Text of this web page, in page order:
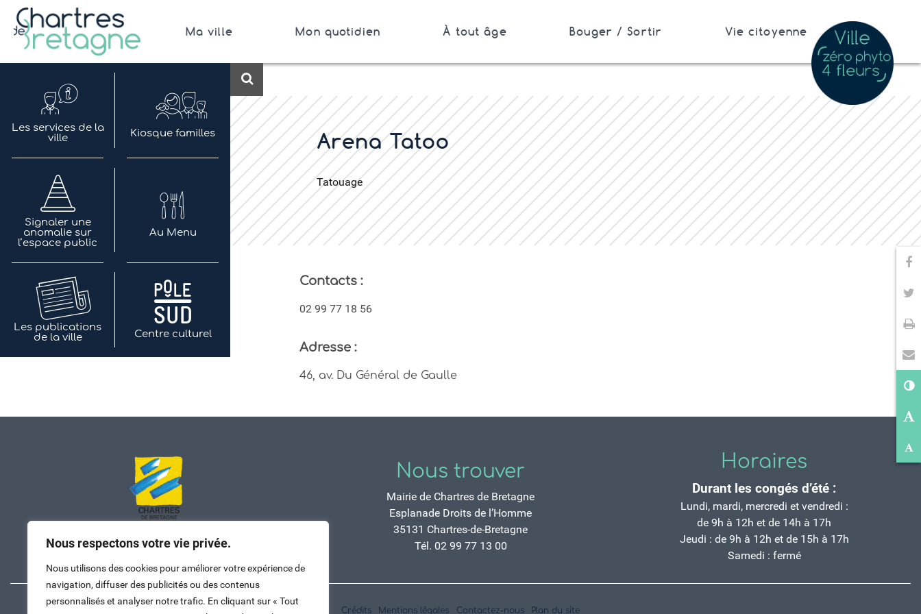
Nous respectons votre vie privée.
Nous utilisons des cookies pour améliorer votre expérience de
navigation, diffuser des publicités ou des contenus
personnalisés et analyser notre trafic. En cliquant sur « Tout
Aller
contenu
Bienvenue sur le site de la ville de Chartres de Bretagne
Ville Zéro phyto / 4 fleurs
Ma ville Mon quotidien À tout âge Bouger / Sortir Vie citoyenne
Rechercher
Arena Tatoo
Tatouage
Contacts :
02 99 77 18 56
Adresse :
46, av. Du Général de Gaulle
Les services de la
ville
Kiosque familles
Signaler une
anomalie sur
l’espace public
Au Menu
Les publications
de la ville
Centre culturel
Nous contacter
Nous trouver
Mairie de Chartres de Bretagne
Esplanade Droits de l’Homme
35131 Chartres-de-Bretagne
Tél. 02 99 77 13 00
Horaires
Durant les congés d’été :
Lundi, mardi, mercredi et vendredi :
de 9h à 12h et de 14h à 17h
Jeudi : de 9h à 12h et de 15h à 17h
Samedi : fermé
Crédits Mentions légales Contactez-nous Plan du site